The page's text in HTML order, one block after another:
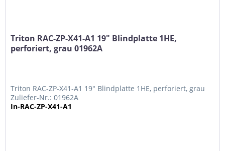
Triton RAC-ZP-X41-A1 19" Blindplatte 1HE,
perforiert, grau 01962A
Triton RAC-ZP-X41-A1 19" Blindplatte 1HE, perforiert, grau
Zuliefer-Nr.: 01962A
In-RAC-ZP-X41-A1